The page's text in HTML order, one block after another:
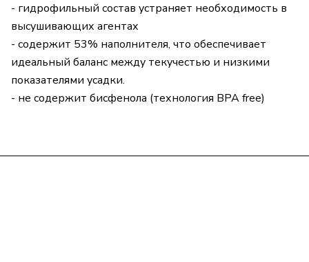
- гидрофильный состав устраняет необходимость в
высушивающих агентах
- содержит 53% наполнителя, что обеспечивает
идеальный баланс между текучестью и низкими
показателями усадки.
- не содержит бисфенола (технология BPA free)